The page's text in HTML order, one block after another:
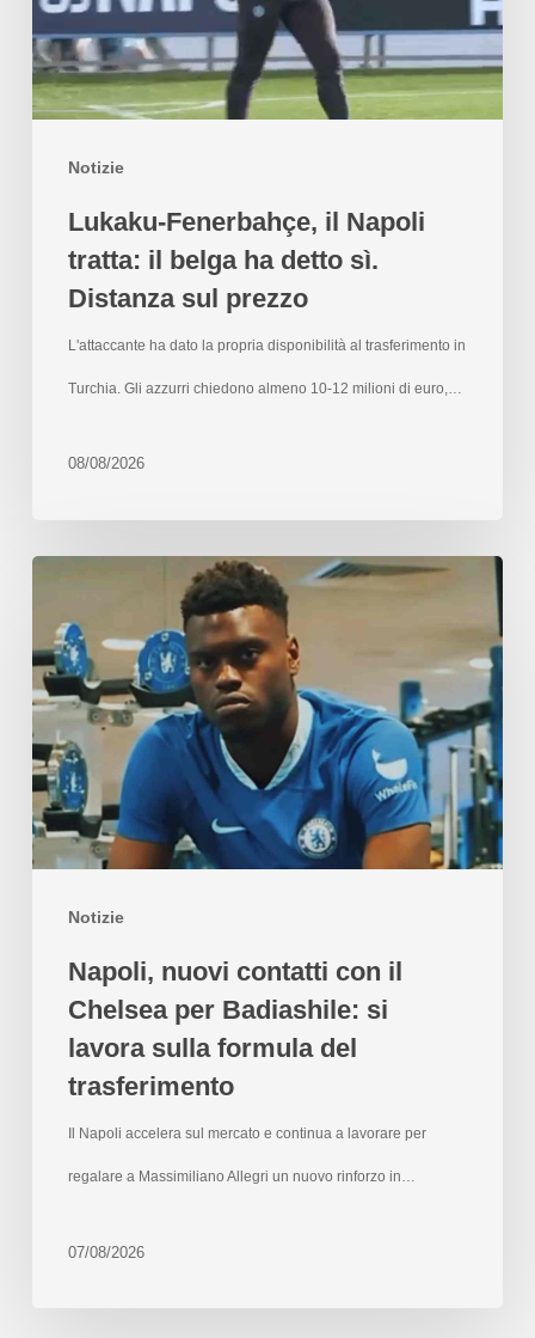
Notizie
Lukaku-Fenerbahçe, il Napoli
tratta: il belga ha detto sì.
Distanza sul prezzo
L'attaccante ha dato la propria disponibilità al trasferimento in
Turchia. Gli azzurri chiedono almeno 10-12 milioni di euro,…
08/08/2026
Notizie
Napoli, nuovi contatti con il
Chelsea per Badiashile: si
lavora sulla formula del
trasferimento
Il Napoli accelera sul mercato e continua a lavorare per
regalare a Massimiliano Allegri un nuovo rinforzo in…
07/08/2026